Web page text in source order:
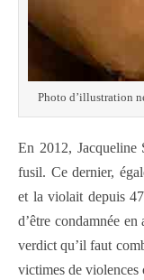
Photo d’illustration
En 2012, Jacqueline
fusil. Ce dernier,
et la violait depuis
d’être condamnée
verdict qu’il faut
victimes de violences